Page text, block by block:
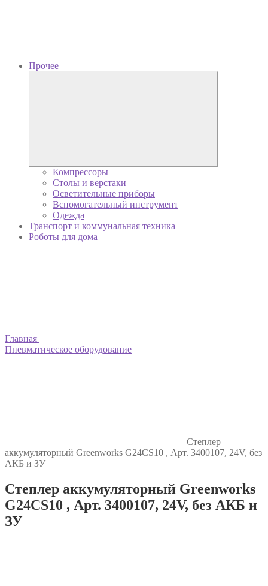
Прочее
Компрессоры
Столы и верстаки
Осветительные приборы
Вспомогательный инструмент
Одежда
Транспорт и коммунальная техника
Роботы для дома
Главная
Пневматическое оборудование
Степлер
аккумуляторный Greenworks G24CS10 , Арт. 3400107, 24V, без
АКБ и ЗУ
Степлер аккумуляторный Greenworks
G24CS10 , Арт. 3400107, 24V, без АКБ и
ЗУ